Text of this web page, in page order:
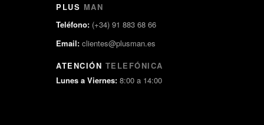
PLUS MAN
Teléfono: (+34) 91 883 68 66
Email: clientes@plusman.es
ATENCIÓN TELEFÓNICA
Lunes a Viernes: 8:00 a 14:00